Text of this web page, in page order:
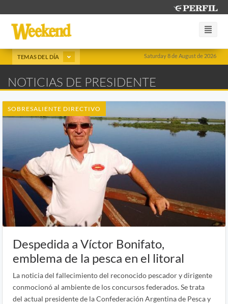
Saturday 8 de August de 2026
TEMAS DEL DÍA
NOTICIAS DE PRESIDENTE
SOBRESALIENTE DIRECTIVO
Despedida a Víctor Bonifato,
emblema de la pesca en el litoral
La noticia del fallecimiento del reconocido pescador y dirigente
conmocionó al ambiente de los concursos federados. Se trata
del actual presidente de la Confederación Argentina de Pesca y